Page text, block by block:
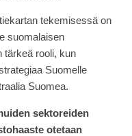
tekemisessä on
suomalaisen
tärkeä rooli, kun
Suomelle
Suomea.
sektoreiden
otetaan